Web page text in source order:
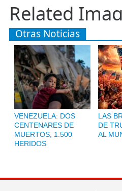
Related
Otras Noticias
VENEZUELA: DOS
CENTENARES DE
MUERTOS, 1.500
HERIDOS
LAS
DE
AL